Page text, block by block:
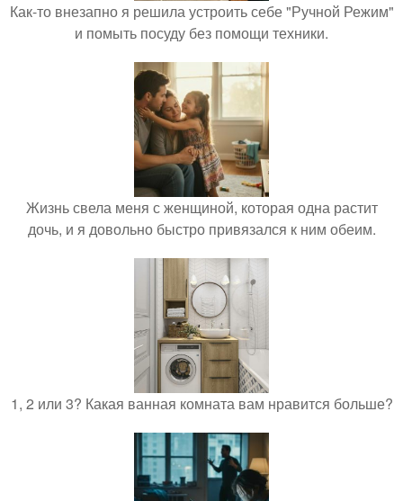
Как-то внезапно я решила устроить себе "Ручной Режим"
и помыть посуду без помощи техники.
Жизнь свела меня с женщиной, которая одна растит
дочь, и я довольно быстро привязался к ним обеим.
1, 2 или 3? Какая ванная комната вам нравится больше?